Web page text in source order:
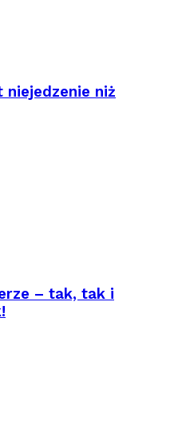
niejedzenie niż
– tak, tak i